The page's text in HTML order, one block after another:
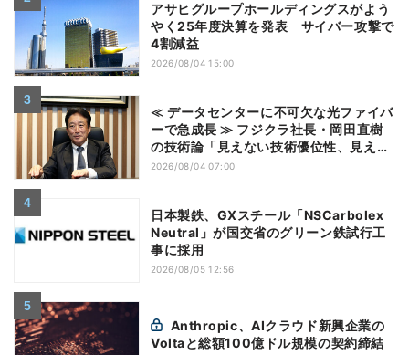
アサヒグループホールディングスがよう
やく25年度決算を発表 サイバー攻撃で
4割減益
2026/08/04 15:00
≪ データセンターに不可欠な光ファイバ
ーで急成長 ≫ フジクラ社長・岡田直樹
の技術論「見えない技術優位性、見えな
い差別化でトップの座を！」
2026/08/04 07:00
日本製鉄、GXスチール「NSCarbolex
Neutral」が国交省のグリーン鉄試行工
事に採用
2026/08/05 12:56
Voltaと総額100億ドル規模の契約締結